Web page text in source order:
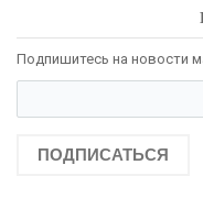
Подпишитесь на новости
ПОДПИСАТЬСЯ